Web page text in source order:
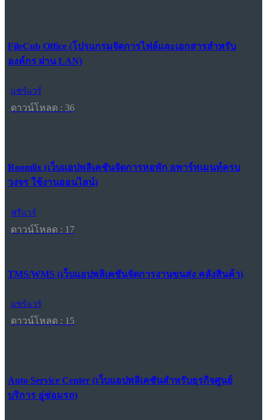
FileCub Office (โปรแกรมจัดการไฟล์และเอกสารสำหรับ
องค์กร ผ่าน LAN)
แชร์แวร์
ดาวน์โหลด : 36
Roomlix (เว็บแอปพลิเคชันจัดการหอพัก อพาร์ทเมนท์ครบ
วงจร ใช้งานออนไลน์)
ฟรีแวร์
ดาวน์โหลด : 17
TMS/WMS (เว็บแอปพลิเคชันจัดการงานขนส่ง คลังสินค้า)
แชร์แวร์
ดาวน์โหลด : 15
Auto Service Center (เว็บแอปพลิเคชันสำหรับธุรกิจศูนย์
บริการ อู่ซ่อมรถ)